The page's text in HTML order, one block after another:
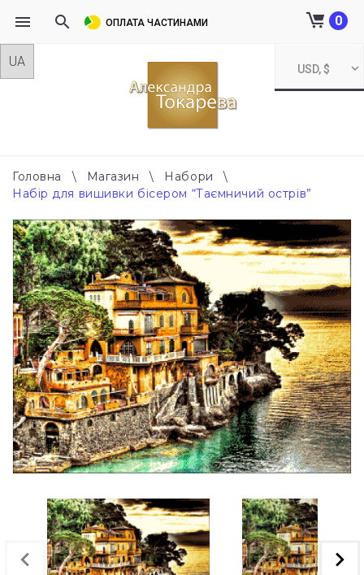
Skip
USD, $
0
ОПЛАТА ЧАСТИНАМИ
Головна \ Магазин \ Набори
\
Набір для вишивки бісером “Таємничий острів”